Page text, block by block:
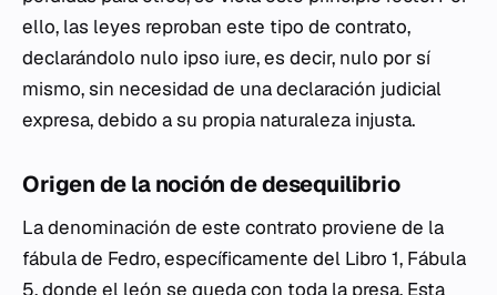
ello, las leyes reproban este tipo de contrato,
declarándolo nulo ipso iure, es decir, nulo por sí
mismo, sin necesidad de una declaración judicial
expresa, debido a su propia naturaleza injusta.
Origen de la noción de desequilibrio
La denominación de este contrato proviene de la
fábula de Fedro, específicamente del Libro 1, Fábula
5, donde el león se queda con toda la presa. Esta